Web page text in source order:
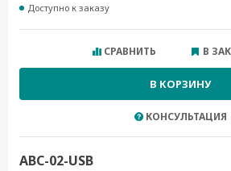
Доступно к заказу
СРАВНИТЬ В
В КОРЗИНУ
КОНСУЛЬТАЦИЯ
ABC-02-USB